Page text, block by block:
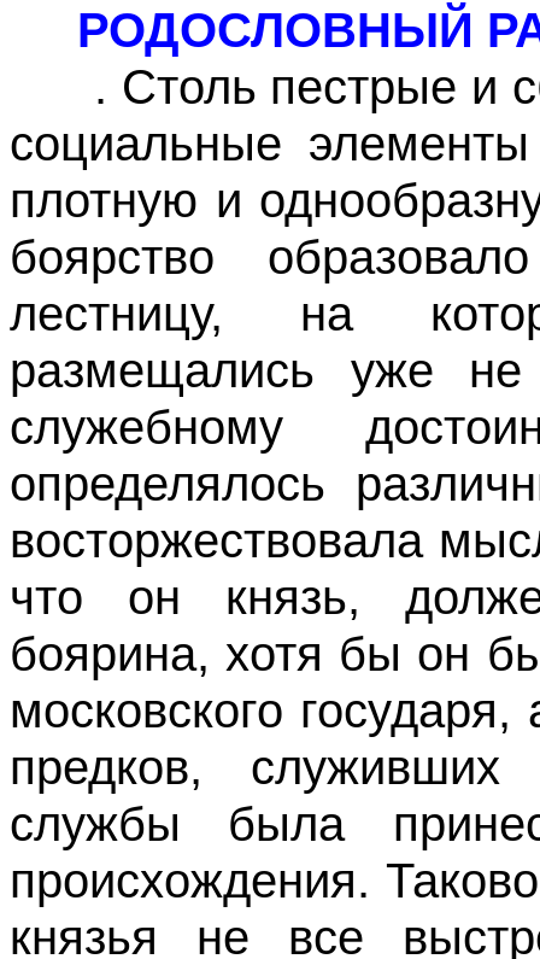
РОДОСЛОВНЫЙ
. Столь пестрые и
социальные
плотную и
боярство
лестницу, на
размещались уже
служебному
определялось
восторжествовала
что он князь,
боярина, хотя бы он
московского
предков,
службы была
происхождения.
князья не все